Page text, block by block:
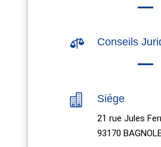
 Conseils
 Siége
21 rue Jules
93170